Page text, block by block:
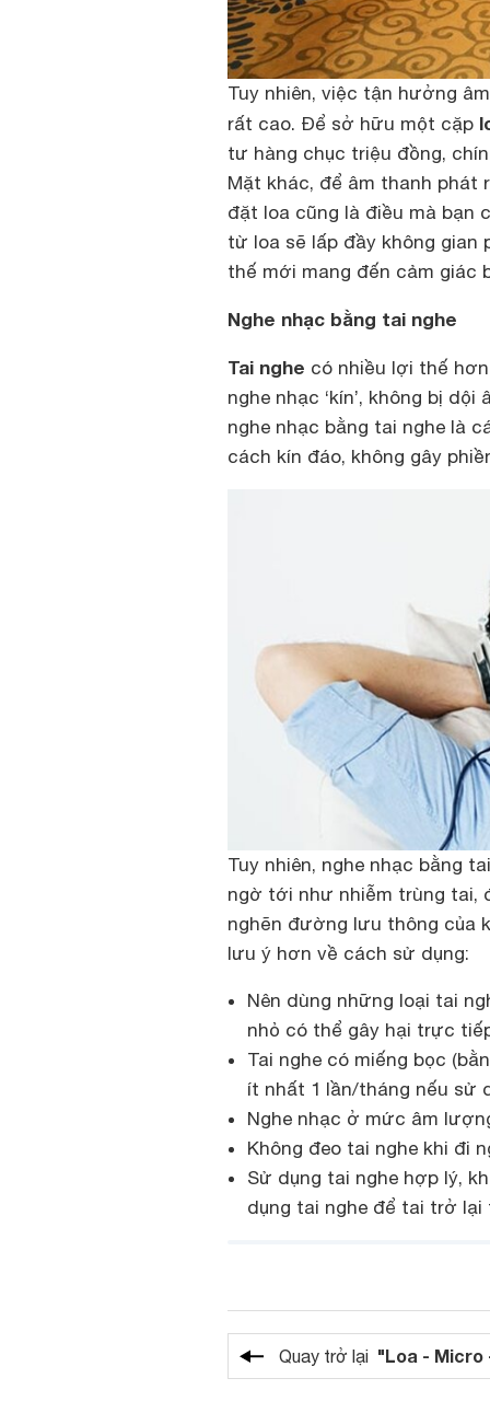
Tuy nhiên, việc tận hưởng
rất cao. Để sở hữu một cặp
tư hàng chục triệu đồng,
Mặt khác, để âm thanh phát
đặt loa cũng là điều mà bạn
từ loa sẽ lấp đầy không gian
thế mới mang đến cảm giác
Nghe nhạc bằng tai nghe
Tai nghe có nhiều lợi thế
nghe nhạc ‘kín’, không bị
nghe nhạc bằng tai nghe là
cách kín đáo, không gây
Tuy nhiên, nghe nhạc bằng
ngờ tới như nhiễm trùng tai,
nghẽn đường lưu thông của
lưu ý hơn về cách sử dụng:
Nên dùng những loại tai
nhỏ có thể gây hại trực
Tai nghe có miếng bọc
ít nhất 1 lần/tháng nếu sử
Nghe nhạc ở mức âm
Không đeo tai nghe khi đi
Sử dụng tai nghe hợp lý,
dụng tai nghe để tai trở
Quay trở lại "Loa - Micro